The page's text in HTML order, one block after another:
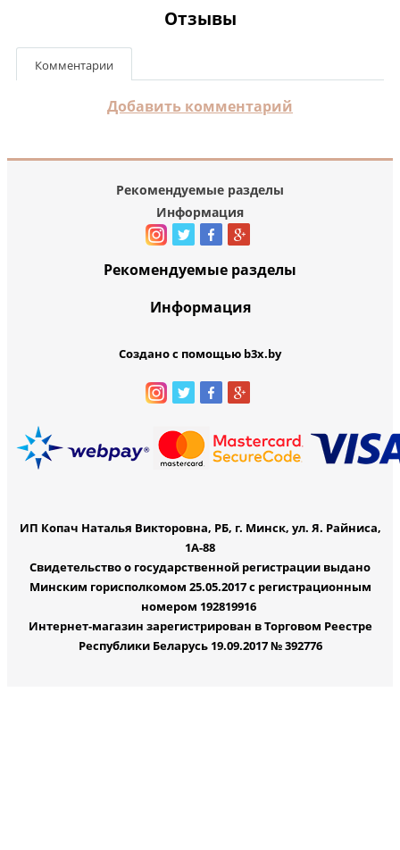
Отзывы
Комментарии
Добавить комментарий
Рекомендуемые разделы
Информация
Рекомендуемые разделы
Информация
Создано с помощью b3x.by
ИП Копач Наталья Викторовна, РБ, г. Минск, ул. Я. Райниса,
1А-88
Свидетельство о государственной регистрации выдано
Минским горисполкомом 25.05.2017 с регистрационным
номером 192819916
Интернет-магазин зарегистрирован в Торговом Реестре
Республики Беларусь 19.09.2017 № 392776